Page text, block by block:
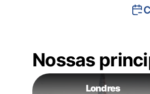
Nossas
Londres